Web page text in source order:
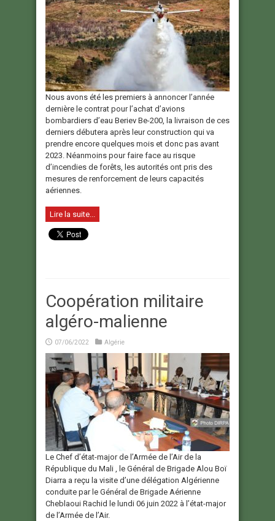
Nous avons été les premiers à annoncer l’année
dernière le contrat pour l’achat d’avions
bombardiers d’eau Beriev Be-200, la livraison de ces
derniers débutera après leur construction qui va
prendre encore quelques mois et donc pas avant
2023. Néanmoins pour faire face au risque
d’incendies de forêts, les autorités ont pris des
mesures de renforcement de leurs capacités
aériennes.
Lire la suite...
Coopération militaire
algéro-malienne
07/06/2022 Algérie
Le Chef d’état-major de l’Armée de l’Air de la
République du Mali , le Général de Brigade Alou Boï
Diarra a reçu la visite d’une délégation Algérienne
conduite par le Général de Brigade Aérienne
Cheblaoui Rachid le lundi 06 juin 2022 à l’état-major
de l’Armée de l’Air.